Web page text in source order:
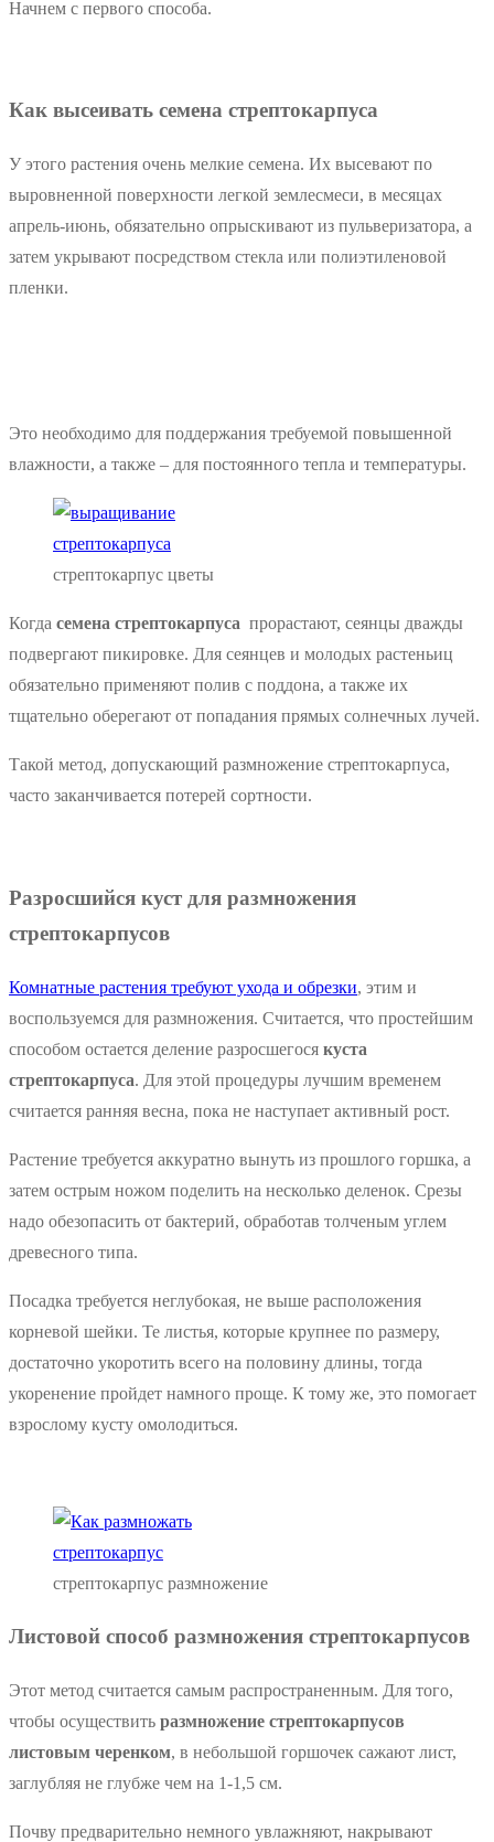
Начнем с первого способа.
Как высеивать семена стрептокарпуса
У этого растения очень мелкие семена. Их высевают по
выровненной поверхности легкой землесмеси, в месяцах
апрель-июнь, обязательно опрыскивают из пульверизатора, а
затем укрывают посредством стекла или полиэтиленовой
пленки.
Это необходимо для поддержания требуемой повышенной
влажности, а также – для постоянного тепла и температуры.
стрептокарпус цветы
Когда семена стрептокарпуса прорастают, сеянцы дважды
подвергают пикировке. Для сеянцев и молодых растеньиц
обязательно применяют полив с поддона, а также их
тщательно оберегают от попадания прямых солнечных лучей.
Такой метод, допускающий размножение стрептокарпуса,
часто заканчивается потерей сортности.
Разросшийся куст для размножения
стрептокарпусов
Комнатные растения требуют ухода и обрезки, этим и
воспользуемся для размножения. Считается, что простейшим
способом остается деление разросшегося куста
стрептокарпуса. Для этой процедуры лучшим временем
считается ранняя весна, пока не наступает активный рост.
Растение требуется аккуратно вынуть из прошлого горшка, а
затем острым ножом поделить на несколько деленок. Срезы
надо обезопасить от бактерий, обработав толченым углем
древесного типа.
Посадка требуется неглубокая, не выше расположения
корневой шейки. Те листья, которые крупнее по размеру,
достаточно укоротить всего на половину длины, тогда
укоренение пройдет намного проще. К тому же, это помогает
взрослому кусту омолодиться.
стрептокарпус размножение
Листовой способ размножения стрептокарпусов
Этот метод считается самым распространенным. Для того,
чтобы осуществить размножение стрептокарпусов
листовым черенком, в небольшой горшочек сажают лист,
заглубляя не глубже чем на 1-1,5 см.
Почву предварительно немного увлажняют, накрывают